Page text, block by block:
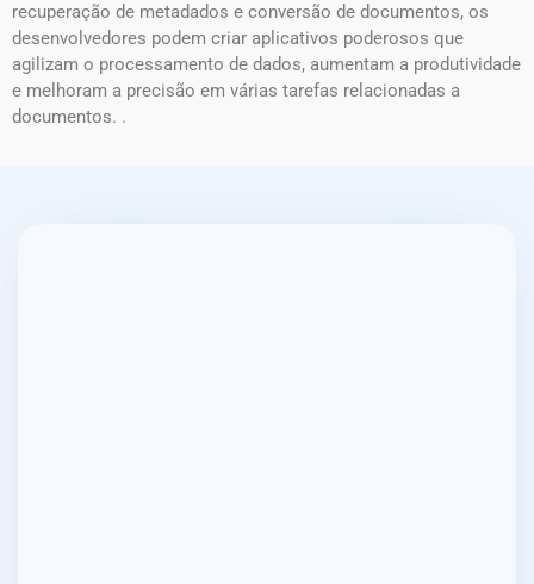
recuperação de metadados e conversão de documentos, os
desenvolvedores podem criar aplicativos poderosos que
agilizam o processamento de dados, aumentam a produtividade
e melhoram a precisão em várias tarefas relacionadas a
documentos. .